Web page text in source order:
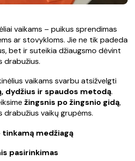
vaikams – puikus sprendimas
ar stovykloms. Jie ne tik padeda
bet ir suteikia džiaugsmo dėvint
drabužius.
vaikams svarbu atsižvelgti
dydžius ir spaudos metodą.
žingsnis po žingsnio gidą,
vaikų grupėms.
tinkamą medžiagą
pasirinkimas